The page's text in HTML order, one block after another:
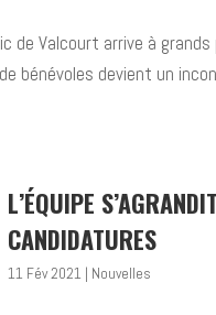
de Valcourt arrive à
bénévoles devient un
L’ÉQUIPE
CANDIDATURES
11 Fév 2021 | Nouvelles